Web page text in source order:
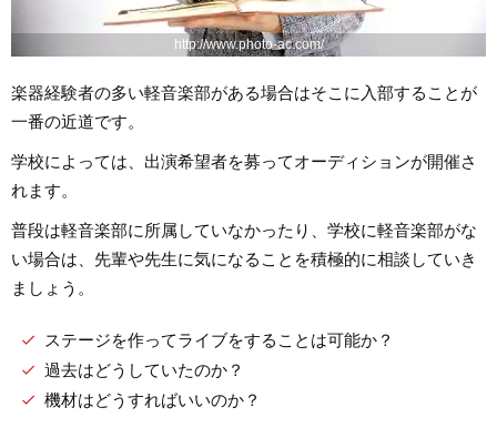
http://www.photo-ac.com/
楽器経験者の多い軽音楽部がある場合はそこに入部することが
一番の近道です。
学校によっては、出演希望者を募ってオーディションが開催さ
れます。
普段は軽音楽部に所属していなかったり、学校に軽音楽部がな
い場合は、先輩や先生に気になることを積極的に相談していき
ましょう。
ステージを作ってライブをすることは可能か？
過去はどうしていたのか？
機材はどうすればいいのか？